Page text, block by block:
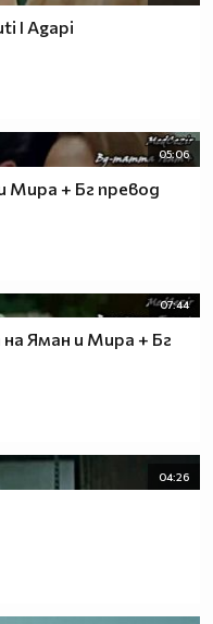
I Agapi
05:06
Мира + Бг превод
07:44
Яман и Мира + Бг
04:26